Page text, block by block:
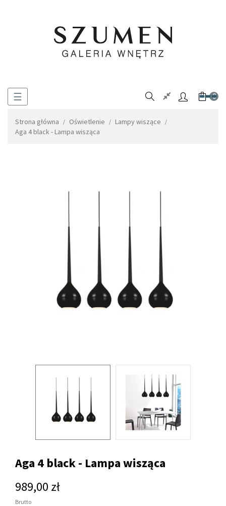
Toggle
☰ 0
Strona główna Oświetlenie
Lampy wiszące
Aga 4 black - Lampa wisząca
Aga 4 black - Lampa wisząca
989,00 zł
Brutto